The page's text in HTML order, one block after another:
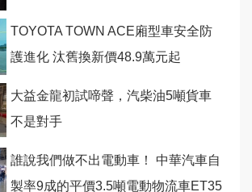
TOYOTA TOWN ACE廂型車安全防
護進化 汰舊換新價48.9萬元起
大益金龍初試啼聲，汽柴油5噸貨車
不是對手
誰說我們做不出電動車！ 中華汽車自
製率9成的平價3.5噸電動物流車ET35